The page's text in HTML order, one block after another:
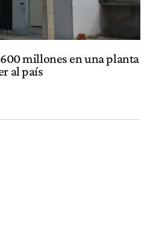
millones en una planta
al país